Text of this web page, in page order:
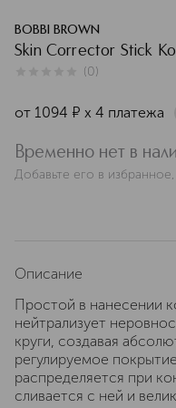
BOBBI BROWN
Skin Corrector Stick
(0)
от 1094 ¤ х 4 платежа
Временно нет в
Добавьте его в
Описание
Простой в нанесении
нейтрализует
круги, создавая
регулируемое
распределяется при
сливается с ней и